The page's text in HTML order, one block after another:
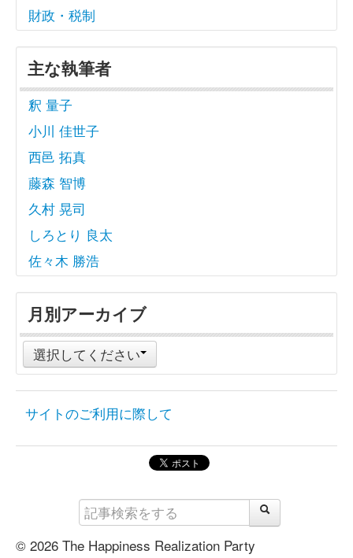
財政・税制
主な執筆者
釈 量子
小川 佳世子
西邑 拓真
藤森 智博
久村 晃司
しろとり 良太
佐々木 勝浩
月別アーカイブ
選択してください
サイトのご利用に際して
© 2026 The Happiness Realization Party